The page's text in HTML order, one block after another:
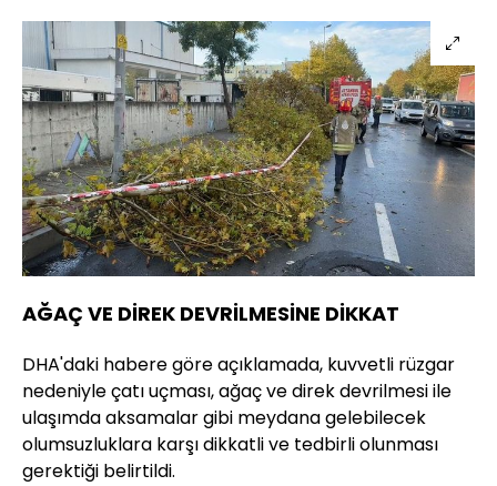
AĞAÇ VE DİREK DEVRİLMESİNE DİKKAT
DHA'daki habere göre açıklamada, kuvvetli rüzgar
nedeniyle çatı uçması, ağaç ve direk devrilmesi ile
ulaşımda aksamalar gibi meydana gelebilecek
olumsuzluklara karşı dikkatli ve tedbirli olunması
gerektiği belirtildi.